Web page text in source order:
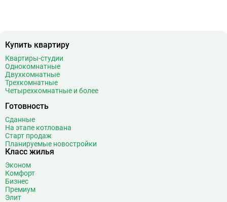
Беговая
Беломорская
Белорусская
Беляево
Бибирево
Библиотека имени Ленина
Битцевский парк
Борисово
Боровицкая
Боровское шоссе
Бульвар Адмирала Ушакова
Купить квартиру
Квартиры-студии
Однокомнатные
Двухкомнатные
Трехкомнатные
Четырехкомнатные и более
Готовность
Сданные
На этапе котлована
Старт продаж
Планируемые новостройки
Класс жилья
Эконом
Комфорт
Бизнес
Премиум
Элит